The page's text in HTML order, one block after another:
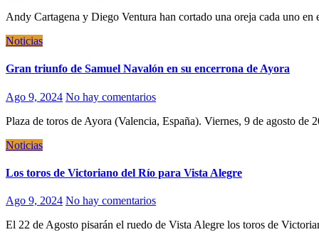
Andy Cartagena y Diego Ventura han cortado una oreja cada uno
Noticias
Gran triunfo de Samuel Navalón en su encerrona de Ayora
Ago 9, 2024 No hay comentarios
Plaza de toros de Ayora (Valencia, España). Viernes, 9 de agosto
Noticias
Los toros de Victoriano del Río para Vista Alegre
Ago 9, 2024 No hay comentarios
El 22 de Agosto pisarán el ruedo de Vista Alegre los toros de